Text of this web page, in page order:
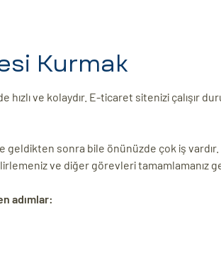
Kurmak
ve kolaydır. E-ticaret sitenizi çalışır
sonra bile önünüzde çok iş vardır.
ve diğer görevleri tamamlamanız
adımlar: